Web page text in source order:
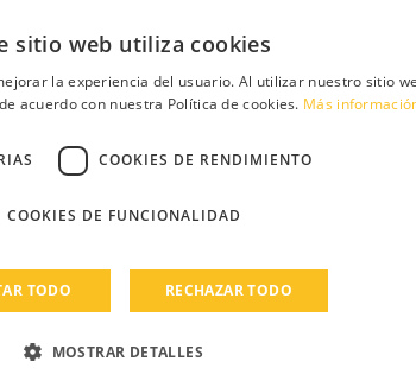
sitio web utiliza cookies
la experiencia del usuario. Al utilizar nuestro sitio
acuerdo con nuestra Política de cookies. Más
COOKIES DE RENDIMIENTO
COOKIES DE FUNCIONALIDAD
TODO RECHAZAR TODO
MOSTRAR DETALLES